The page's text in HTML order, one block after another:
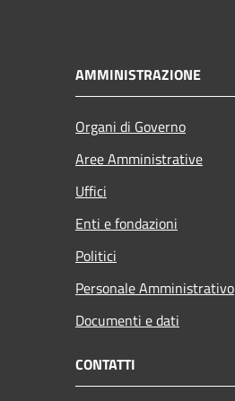
AMMINISTRAZIONE
Organi di Governo
Aree Amministrative
Uffici
Enti e fondazioni
Politici
Personale Amministrativo
Documenti e dati
CONTATTI